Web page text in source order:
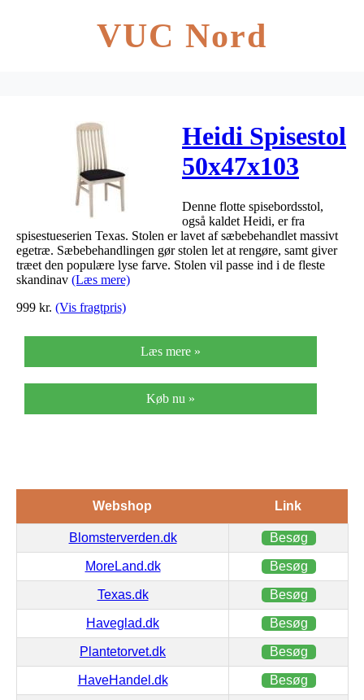
VUC Nord
Heidi Spisestol
50x47x103
Denne flotte spisebordsstol,
også kaldet Heidi, er fra
spisestueserien Texas. Stolen er lavet af sæbebehandlet massivt
egetræ. Sæbebehandlingen gør stolen let at rengøre, samt giver
træet den populære lyse farve. Stolen vil passe ind i de fleste
skandinav (Læs mere)
999 kr. (Vis fragtpris)
Læs mere »
Køb nu »
Webshop Link
Blomsterverden.dk Besøg
MoreLand.dk Besøg
Texas.dk Besøg
Haveglad.dk Besøg
Plantetorvet.dk Besøg
HaveHandel.dk Besøg